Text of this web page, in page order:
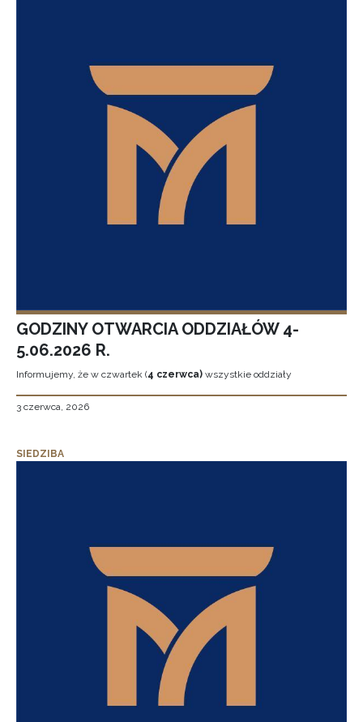
GODZINY OTWARCIA ODDZIAŁÓW 4-
5.06.2026 R.
Informujemy, że w czwartek (4 czerwca) wszystkie oddziały
3 czerwca, 2026
SIEDZIBA